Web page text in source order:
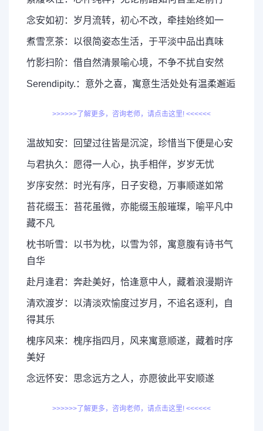
念安如初：岁月流转，初心不改，牵挂始终如一
煮雪烹茶：以很简姿态生活，于平淡中品出真味
竹影扫阶：借自然清景喻心境，不争不扰自安然
Serendipity.：意外之喜，寓意生活处处有温柔邂逅
>>>>>>了解更多，咨询老师，请点击这里! <<<<<<
温故知安：回望过往皆是沉淀，珍惜当下便是心安
与君执久：愿得一人心，执手相伴，岁岁无忧
岁序安然：时光有序，日子安稳，万事顺遂如常
苔花缀玉：苔花虽微，亦能缀玉般璀璨，喻平凡中
藏不凡
枕书听雪：以书为枕，以雪为邻，寓意腹有诗书气
自华
赴月逢君：奔赴美好，恰逢意中人，藏着浪漫期许
清欢渡岁：以清淡欢愉度过岁月，不追名逐利，自
得其乐
槐序风来：槐序指四月，风来寓意顺遂，藏着时序
美好
念远怀安：思念远方之人，亦愿彼此平安顺遂
>>>>>>了解更多，咨询老师，请点击这里! <<<<<<